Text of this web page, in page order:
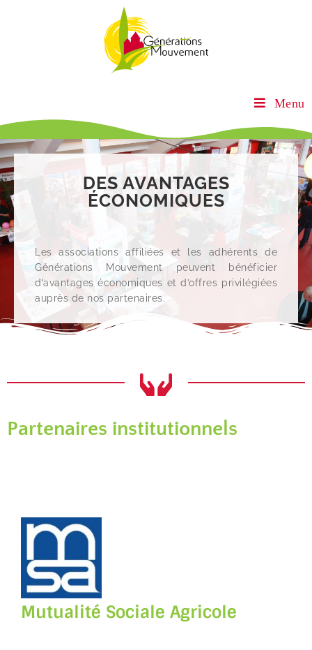
Menu
DES AVANTAGES
ÉCONOMIQUES
Les associations affiliées et les adhérents de
Générations Mouvement peuvent bénéficier
d’avantages économiques et d’offres privilégiées
auprès de nos partenaires.
Partenaires institutionnels
Mutualité Sociale Agricole